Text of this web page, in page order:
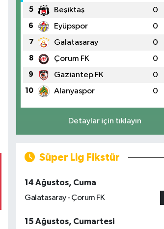
5 Beşiktaş 0
6 Eyüpspor 0
7 Galatasaray 0
8 Çorum FK 0
9 Gaziantep FK 0
10 Alanyaspor 0
Detaylar için tıklayın
Süper Lig Fikstür
14 Ağustos, Cuma
Galatasaray - Çorum FK
15 Ağustos, Cumartesi